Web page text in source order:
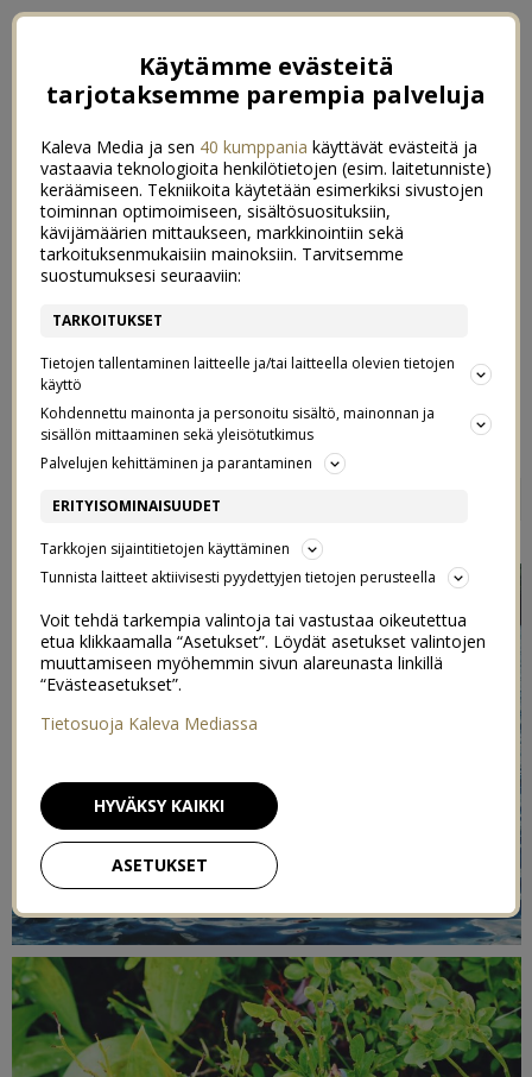
HONEYMOON
Käytämme evästeitä
tarjotaksemme parempia palveluja
Kaleva Media ja sen 40 kumppania käyttävät evästeitä ja
vastaavia teknologioita henkilötietojen (esim. laitetunniste)
keräämiseen. Tekniikoita käytetään esimerkiksi sivustojen
toiminnan optimoimiseen, sisältösuosituksiin,
kävijämäärien mittaukseen, markkinointiin sekä
tarkoituksenmukaisiin mainoksiin. Tarvitsemme
suostumuksesi seuraaviin:
TARKOITUKSET
Tietojen tallentaminen laitteelle ja/tai laitteella olevien tietojen
käyttö
Kohdennettu mainonta ja personoitu sisältö, mainonnan ja
sisällön mittaaminen sekä yleisötutkimus
Palvelujen kehittäminen ja parantaminen
ERITYISOMINAISUUDET
Tarkkojen sijaintitietojen käyttäminen
Tunnista laitteet aktiivisesti pyydettyjen tietojen perusteella
Voit tehdä tarkempia valintoja tai vastustaa oikeutettua
etua klikkaamalla “Asetukset”. Löydät asetukset valintojen
muuttamiseen myöhemmin sivun alareunasta linkillä
“Evästeasetukset”.
Tietosuoja Kaleva Mediassa
ASETUKSET
HYVÄKSY KAIKKI